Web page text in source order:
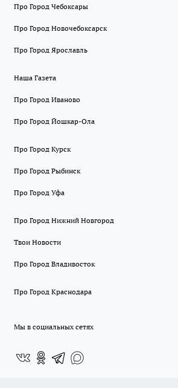
Про Город Чебоксары
Про Город Новочебоксарск
Про Город Ярославль
Наша Газета
Про Город Иваново
Про Город Йошкар-Ола
Про Город Курск
Про Город Рыбинск
Про Город Уфа
Про Город Нижний Новгород
Твои Новости
Про Город Владивосток
Про Город Краснодара
Мы в социальных сетях